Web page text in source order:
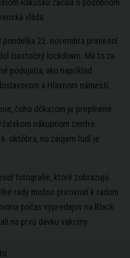
Rakúsku začala o podobnom
vláda.
pondelka 22. novembra priniesol
čiastočný lockdown. Má to za
podujatia, ako napríklad
a Hlavnom námestí.
čoho dôkazom je preplnené
nákupnom centre
októbra, no záujem ľudí je
fotografie, ktoré zobrazujú
rady možno prirovnať k radom
počas výpredajov na Black
na prvú dávku vakcíny.